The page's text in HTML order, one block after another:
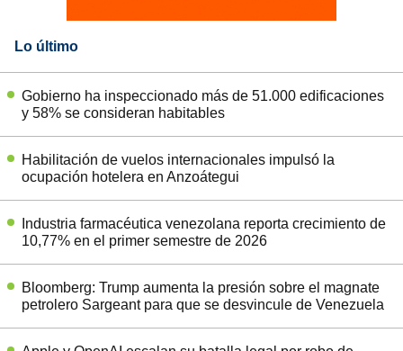
Lo último
Gobierno ha inspeccionado más de 51.000 edificaciones
y 58% se consideran habitables
Habilitación de vuelos internacionales impulsó la
ocupación hotelera en Anzoátegui
Industria farmacéutica venezolana reporta crecimiento de
10,77% en el primer semestre de 2026
Bloomberg: Trump aumenta la presión sobre el magnate
petrolero Sargeant para que se desvincule de Venezuela